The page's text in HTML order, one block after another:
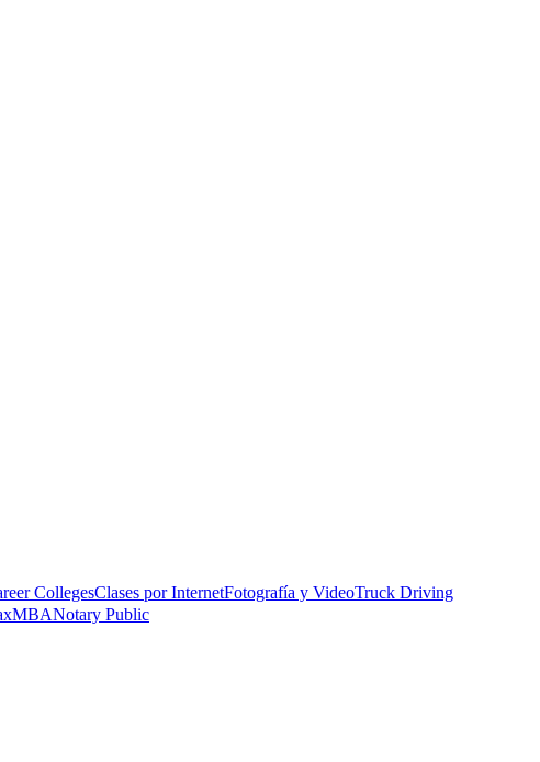
CollegesClases por InternetFotografía y VideoTruck Driving
MBANotary Public